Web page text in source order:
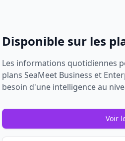
Disponible sur les
Les informations quotidiennes
plans SeaMeet Business et
besoin d'une intelligence au
Voir